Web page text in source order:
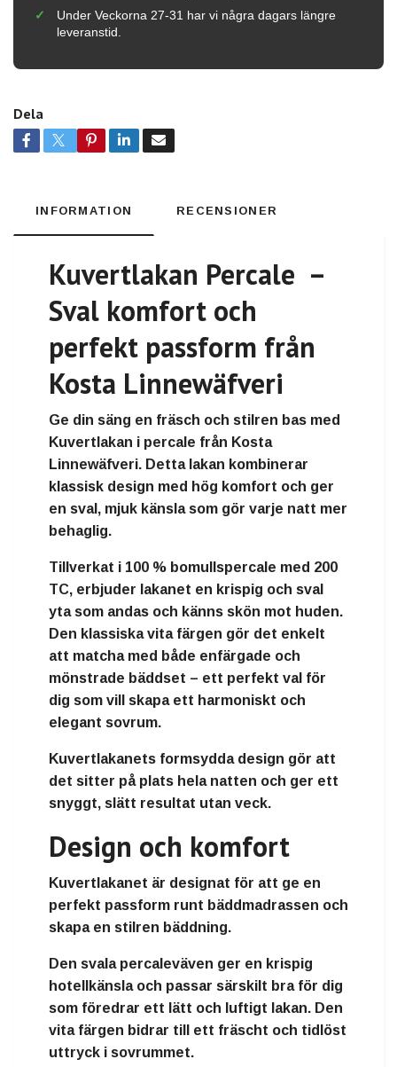
Under Veckorna 27-31 har vi några dagars längre
leveranstid.
Dela
INFORMATION RECENSIONER
Kuvertlakan Percale –
Sval komfort och
perfekt passform från
Kosta Linnewäfveri
Ge din säng en fräsch och stilren bas med
Kuvertlakan i percale från Kosta
Linnewäfveri. Detta lakan kombinerar
klassisk design med hög komfort och ger
en sval, mjuk känsla som gör varje natt mer
behaglig.
Tillverkat i 100 % bomullspercale med 200
TC, erbjuder lakanet en krispig och sval
yta som andas och känns skön mot huden.
Den klassiska vita färgen gör det enkelt
att matcha med både enfärgade och
mönstrade bäddset – ett perfekt val för
dig som vill skapa ett harmoniskt och
elegant sovrum.
Kuvertlakanets formsydda design gör att
det sitter på plats hela natten och ger ett
snyggt, slätt resultat utan veck.
Design och komfort
Kuvertlakanet är designat för att ge en
perfekt passform runt bäddmadrassen och
skapa en stilren bäddning.
Den svala percaleväven ger en krispig
hotellkänslaoch passar särskilt bra för dig
som föredrar ett lätt och luftigt lakan. Den
vita färgen bidrar till ett fräscht och tidlöst
uttryck i sovrummet.